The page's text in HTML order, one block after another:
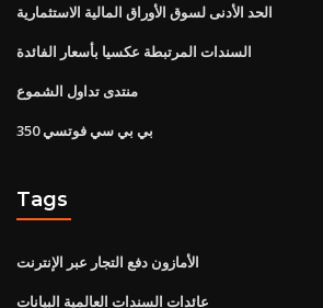
الحد الأدنى لسوق الأوراق المالية الاستثمارية
السندات المرتبطة عكسيا بأسعار الفائدة
منتدى تداول الشموع
بي بي سي فوتسي 350
Tags
الأمازون دفع التجار عبر الإنترنت
عائدات السندات العالمية البيانات